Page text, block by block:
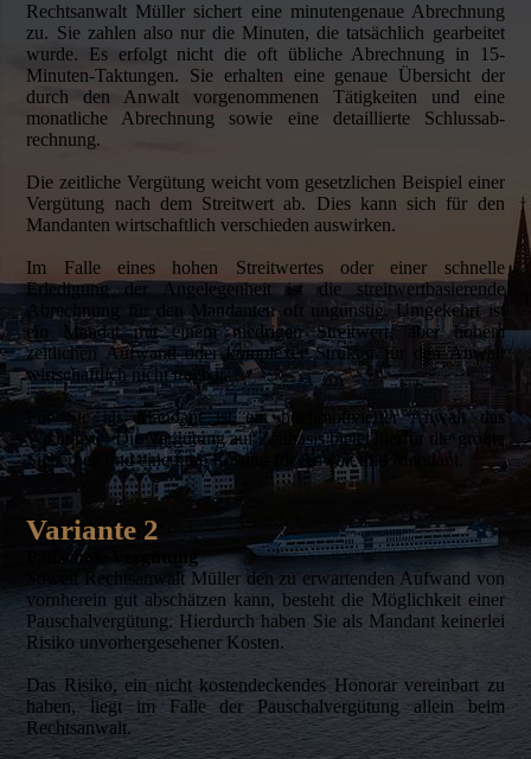
Rechtsanwalt Müller sichert eine minutengenaue Abrechnung
zu. Sie zahlen also nur die Minuten, die tatsächlich gearbeitet
wurde. Es erfolgt nicht die oft übliche Abrechnung in 15-
Minuten-Taktungen. Sie erhalten eine genaue Übersicht der
durch den Anwalt vorgenommenen Tätigkeiten und eine
monatliche Abrechnung sowie eine detaillierte Schluss­ab­
rechnung.
Die zeitliche Vergütung weicht vom gesetzlichen Beispiel einer
Vergütung nach dem Streitwert ab. Dies kann sich für den
Mandanten wirtschaftlich verschieden auswirken.
Im Falle eines hohen Streitwertes oder einer schnelle
Erledigung der Angelegenheit ist die streitwertbasierende
Abrechnung für den Mandanten oft ungünstig. Umgekehrt ist
ein Mandat mit einem niedrigen Streitwert, aber hohem
zeitlichen Aufwand oder komplexer Struktur für den Anwalt
wirtschaftlich nicht tragbar.
Für Sie als Mandant ist ein hochmotivierter Anwalt das
Wichtigste. Die Vergütung auf Zeitbasis bietet hierfür die größte
Sicherheit und eine faire Lösung für Anwalt und Mandant.
Variante 2
Pauschale Vergütung
Soweit Rechtsanwalt Müller den zu erwartenden Aufwand von
vornherein gut abschätzen kann, besteht die Möglichkeit einer
Pauschalvergütung. Hierdurch haben Sie als Mandant keinerlei
Risiko un­vor­her­gesehener Kosten.
Das Risiko, ein nicht kostendeckendes Honorar vereinbart zu
haben, liegt im Falle der Pauschalvergütung allein beim
Rechtsanwalt.